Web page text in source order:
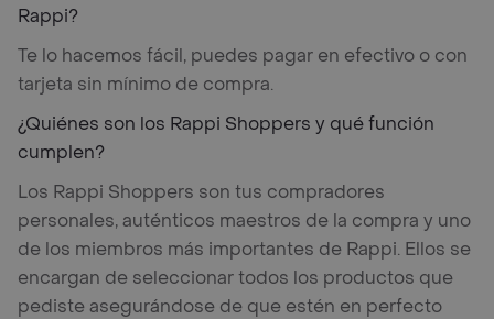
Rappi?
Te lo hacemos fácil, puedes pagar en efectivo o con
tarjeta sin mínimo de compra.
¿Quiénes son los Rappi Shoppers y qué función
cumplen?
Los Rappi Shoppers son tus compradores
personales, auténticos maestros de la compra y uno
de los miembros más importantes de Rappi. Ellos se
encargan de seleccionar todos los productos que
pediste asegurándose de que estén en perfecto